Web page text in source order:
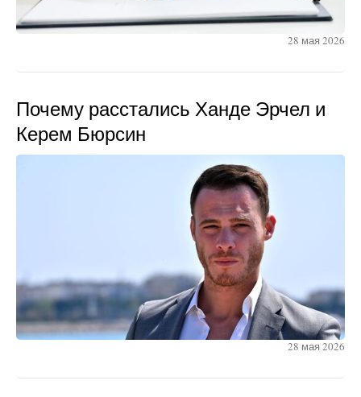
28 мая 2026
Почему расстались Ханде Эрчел и
Керем Бюрсин
28 мая 2026